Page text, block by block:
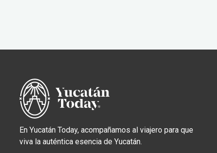
En Yucatán Today, acompañamos al viajero para que
viva la auténtica esencia de Yucatán.